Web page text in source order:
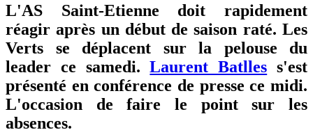
L'AS Saint-Etienne doit rapidement
réagir après un début de saison raté. Les
Verts se déplacent sur la pelouse du
leader ce samedi.Laurent Batlles s'est
présenté en conférence de presse ce midi.
L'occasion de faire le point sur les
absences.